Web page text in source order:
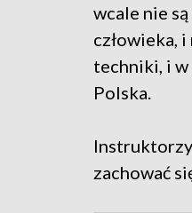
wcale nie
człowieka,
techniki, i
Polska.
Instruktorzy
zachować